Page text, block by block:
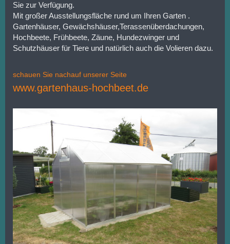
Sie zur Verfügung.
Mit großer Ausstellungsfläche rund um Ihren Garten .
Gartenhäuser, Gewächshäuser,Terassenüberdachungen,
Hochbeete, Frühbeete, Zäune, Hundezwinger und
Schutzhäuser für Tiere und natürlich auch die Volieren dazu.
schauen Sie nachauf unserer Seite
www.gartenhaus-hochbeet.de